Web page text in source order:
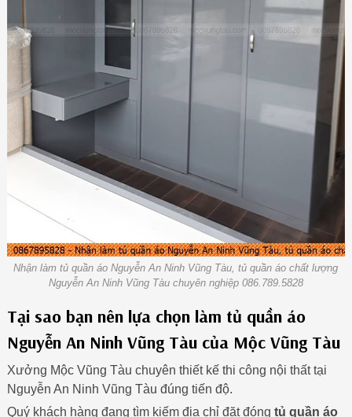
Nhận làm tủ quần áo Nguyễn An Ninh Vũng Tàu, tủ quần áo chất lượng
Nguyễn An Ninh Vũng Tàu chuyên nghiệp 086.789.5828
Tại sao bạn nên lựa chọn làm tủ quần áo
Nguyễn An Ninh Vũng Tàu của Mộc Vũng Tàu
Xưởng Mộc Vũng Tàu chuyên thiết kế thi công nội thất tại
Nguyễn An Ninh Vũng Tàu đúng tiến độ.
Quý khách hàng đang tìm kiếm địa chỉ đặt đóng tủ quần áo